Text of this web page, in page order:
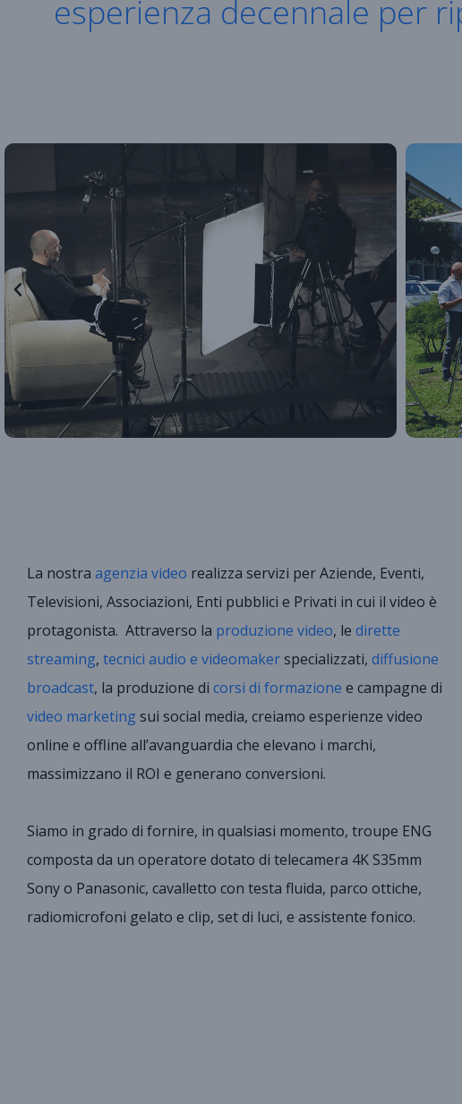
esperienza decennale per
La nostra agenzia video realizza servizi per Aziende, Eventi,
Televisioni, Associazioni, Enti pubblici e Privati in cui il video è
protagonista. Attraverso la produzione video, le dirette
streaming, tecnici audio e videomakerspecializzati, diffusione
broadcast, la produzione di corsi di formazione e campagne di
video marketing sui social media, creiamo esperienze video
online e offline all’avanguardia che elevano i marchi,
massimizzano il ROI e generano conversioni.
Siamo in grado di fornire, in qualsiasi momento, troupe ENG
composta da un operatore dotato di telecamera 4K S35mm
Sony o Panasonic, cavalletto con testa fluida, parco ottiche,
radiomicrofoni gelato e clip, set di luci, e assistente fonico.